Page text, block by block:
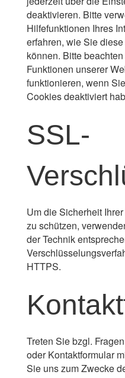
deaktivieren. Bitte
Hilfefunktionen Ihres
erfahren, wie Sie
können. Bitte
Funktionen unserer
funktionieren, wenn
Cookies deaktiviert
SSL-
Um die Sicherheit
zu schützen,
der Technik
HTTPS.
Treten Sie bzgl.
oder Kontaktformular
Sie uns zum Zwecke